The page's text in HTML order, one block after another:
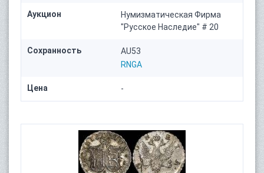
Аукцион
Нумизматическая Фирма
"Русское Наследие" # 20
Сохранность
AU53
RNGA
Цена -